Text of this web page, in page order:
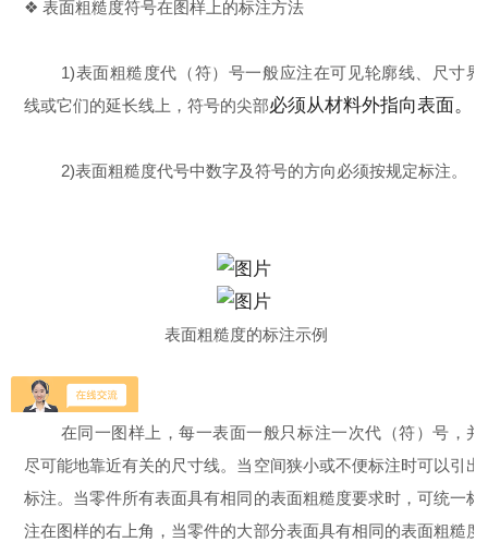
❖ 表面粗糙度符号在图样上的标注方法
1)表面粗糙度代（符）号一般应注在可见轮廓线、尺寸界
线或它们的延长线上，符号的尖部必须从材料外指向表面。
2)表面粗糙度代号中数字及符号的方向必须按规定标注。
表面粗糙度的标注示例
在同一图样上，每一表面一般只标注一次代（符）号，并
尽可能地靠近有关的尺寸线。当空间狭小或不便标注时可以引出
标注。当零件所有表面具有相同的表面粗糙度要求时，可统一标
注在图样的右上角，当零件的大部分表面具有相同的表面粗糙度